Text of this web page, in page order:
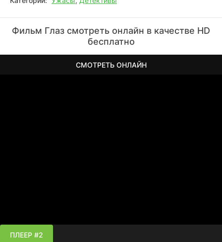
Фильм Глаз смотреть онлайн в качестве HD
бесплатно
СМОТРЕТЬ ОНЛАЙН
ПЛЕЕР #2